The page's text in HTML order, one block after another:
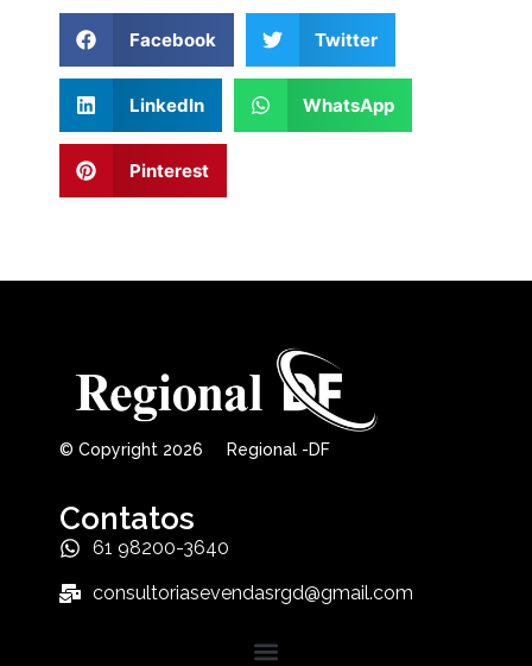
Facebook Twitter
LinkedIn WhatsApp
Pinterest
© Copyright 2026 Regional -DF
Contatos
61 98200-3640
consultoriasevendasrgd@gmail.com